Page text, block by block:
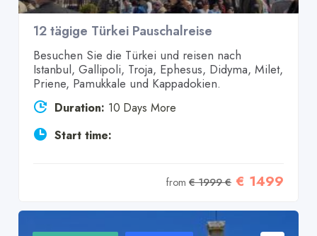
12 tägige Türkei Pauschalreise
Besuchen Sie die Türkei und reisen nach
Istanbul, Gallipoli, Troja, Ephesus, Didyma, Milet,
Priene, Pamukkale und Kappadokien.
Duration: 10 Days More
Start time:
from€ 1999 € € 1499